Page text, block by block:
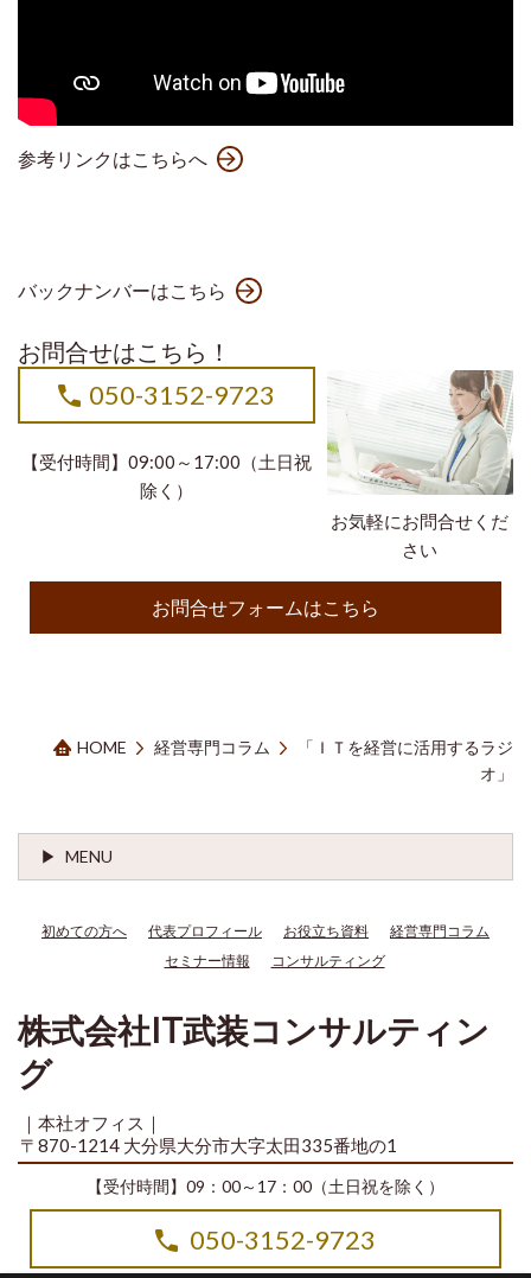
参考リンクはこちらへ
バックナンバーはこちら
お問合せはこちら！
お気軽にお問合せくだ
さい
050-3152-9723
【受付時間】09:00～17:00（土日祝
除く）
お問合せフォームはこちら
HOME 経営専門コラム
「ＩＴを経営に活用するラジ
オ」
MENU
初めての方へ 代表プロフィール お役立ち資料
経営専門コラム
セミナー情報
コンサルティング
株式会社IT武装コンサルティン
グ
｜本社オフィス｜
〒870-1214 大分県大分市大字太田335番地の1
【受付時間】09：00～17：00（土日祝を除く）
050-3152-9723